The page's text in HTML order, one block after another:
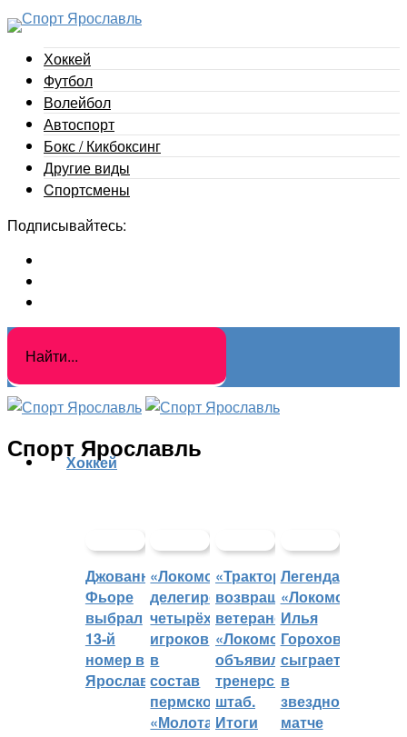
Хоккей
Футбол
Волейбол
Автоспорт
Бокс / Кикбоксинг
Другие виды
Cпортсмены
Подписывайтесь:
Спорт Ярославль
Хоккей
Джованни
Фьоре
выбрал
13-й
номер в
Ярославле
«Локомотив»
делегировал
четырёх
игроков
в
состав
пермского
«Молота»
«Трактор»
возвращает
ветеранов,
«Локомотив»
объявил
тренерский
штаб.
Итоги
Легенда
«Локомотива»
Илья
Горохов
сыграет
в
звездном
матче